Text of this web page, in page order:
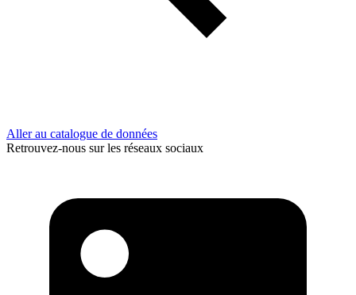
Aller au catalogue de données
Retrouvez-nous sur les réseaux sociaux